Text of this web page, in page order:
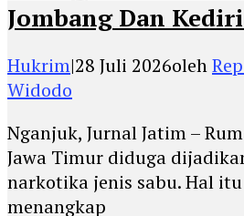
Jombang Dan
Hukrim|28 Juli 2026oleh
Widodo
Nganjuk, Jurnal Jatim –
Jawa Timur diduga
narkotika jenis sabu. Hal
menangkap